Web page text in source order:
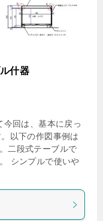
什器
今回は、基本に戻っ
以下の作図事例は
二段式テーブルで
シンプルで使いや